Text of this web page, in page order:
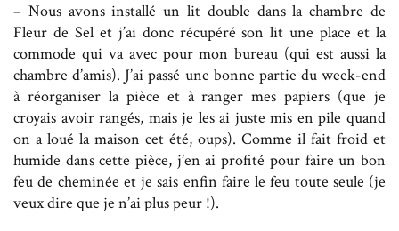
– Nous avons installé un lit double dans la chambre de
Fleur de Sel et j’ai donc récupéré son lit une place et la
commode qui va avec pour mon bureau (qui est aussi la
chambre d’amis). J’ai passé une bonne partie du week-end
à réorganiser la pièce et à ranger mes papiers (que je
croyais avoir rangés, mais je les ai juste mis en pile quand
on a loué la maison cet été, oups). Comme il fait froid et
humide dans cette pièce, j’en ai profité pour faire un bon
feu de cheminée et je sais enfin faire le feu toute seule (je
veux dire que je n’ai plus peur !).